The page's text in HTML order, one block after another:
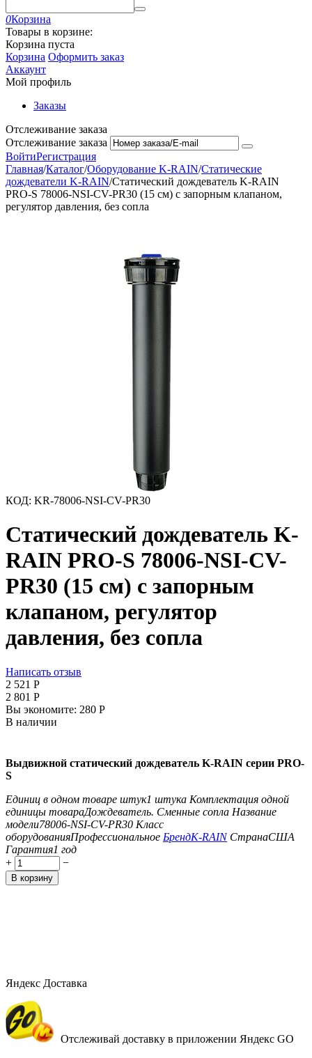
0Корзина
Товары в корзине:
Корзина пуста
Корзина Оформить заказ
Аккаунт
Мой профиль
Заказы
Отслеживание заказа
Отслеживание заказа
ВойтиРегистрация
Главная/Каталог/Оборудование K-RAIN/Статические
дождеватели K-RAIN/Статический дождеватель K-RAIN
PRO-S 78006-NSI-CV-PR30 (15 см) с запорным клапаном,
регулятор давления, без сопла
КОД: KR-78006-NSI-CV-PR30
Статический дождеватель K-
RAIN PRO-S 78006-NSI-CV-
PR30 (15 см) с запорным
клапаном, регулятор
давления, без сопла
Написать отзыв
2 521 Р
2 801 Р
Вы экономите: ‍280‍ Р
В наличии
Выдвижной статический дождеватель K-RAIN серии PRO-
S
Единиц в одном товаре штук1 штука Комплектация одной
единицы товараДождеватель. Сменные сопла Название
модели78006-NSI-CV-PR30 Класс
оборудованияПрофессиональное БрендK-RAIN СтранаСША
Гарантия1 год
+
−
В корзину
Яндекс Доставка
Отслеживай доставку в приложении Яндекс GO